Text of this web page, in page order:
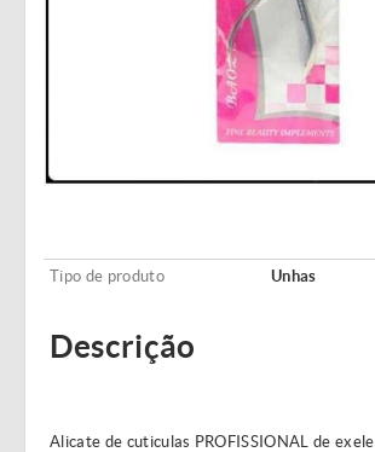
Tipo de produto Unhas
Descrição
Alicate de cuticulas PROFISSIONAL de